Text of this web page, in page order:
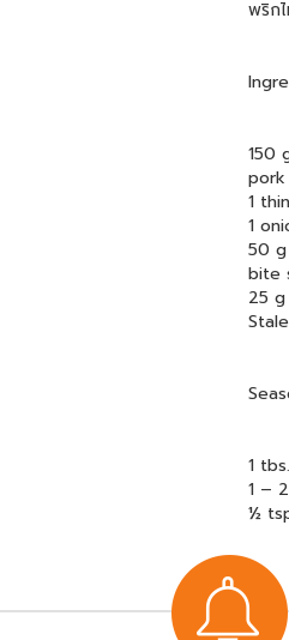
พริก
150
pork
1
1
50
bite
25
1
1 –
½